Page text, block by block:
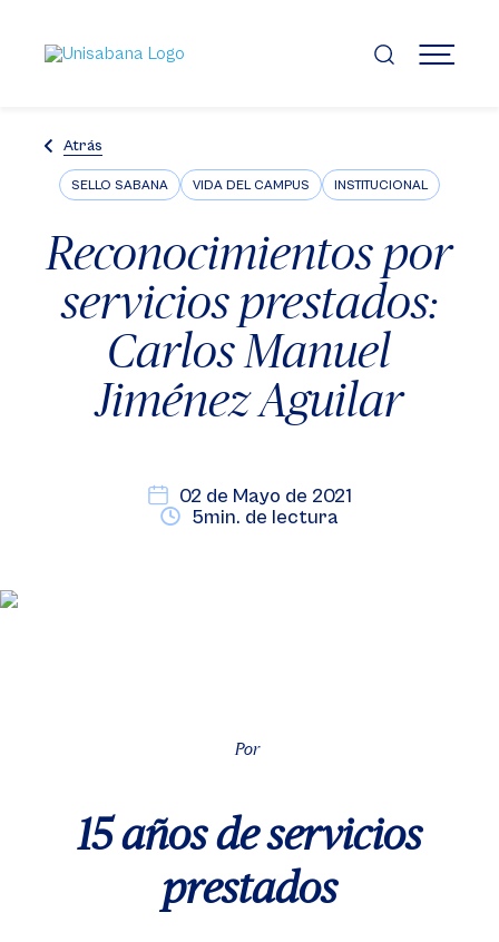
contenido
principal
MENÚ
Atrás
SELLO SABANA VIDA DEL CAMPUS INSTITUCIONAL
Reconocimientos por
servicios prestados:
Carlos Manuel
Jiménez Aguilar
02 de Mayo de 2021
5min. de lectura
Por
15 años de servicios
prestados